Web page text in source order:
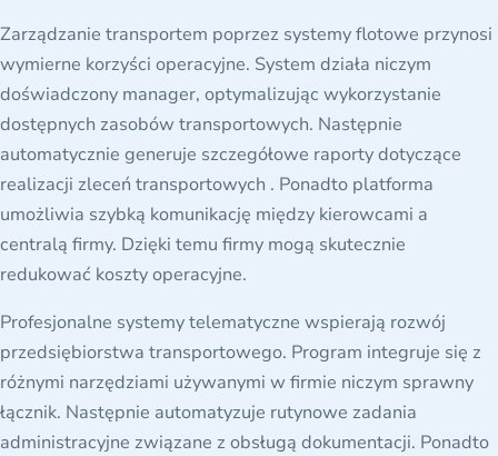
Zarządzanie transportem poprzez systemy flotowe przynosi
wymierne korzyści operacyjne. System działa niczym
doświadczony manager, optymalizując wykorzystanie
dostępnych zasobów transportowych. Następnie
automatycznie generuje szczegółowe raporty dotyczące
realizacji zleceń transportowych . Ponadto platforma
umożliwia szybką komunikację między kierowcami a
centralą firmy. Dzięki temu firmy mogą skutecznie
redukować koszty operacyjne.
Profesjonalne systemy telematyczne wspierają rozwój
przedsiębiorstwa transportowego. Program integruje się z
różnymi narzędziami używanymi w firmie niczym sprawny
łącznik. Następnie automatyzuje rutynowe zadania
administracyjne związane z obsługą dokumentacji. Ponadto